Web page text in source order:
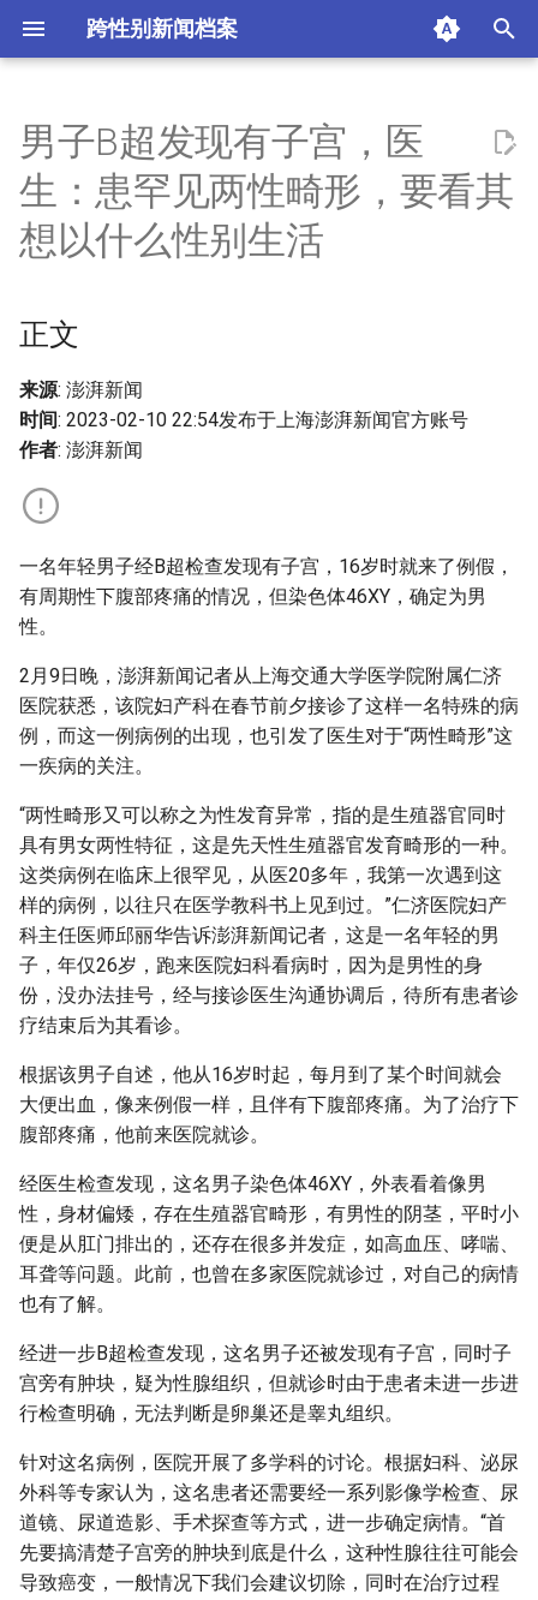
跨性别新闻档案
n
t
i
i
z
n
s
e
a
r
c
h
正文
评论
附加信息 [Processed Page
男子B超发现有子宫，医
生：患罕见两性畸形，要看其
想以什么性别生活
正文
来源: 澎湃新闻
时间: 2023-02-10 22:54发布于上海澎湃新闻官方账号
作者: 澎湃新闻
一名年轻男子经B超检查发现有子宫，16岁时就来了例假，
有周期性下腹部疼痛的情况，但染色体46XY，确定为男
性。
2月9日晚，澎湃新闻记者从上海交通大学医学院附属仁济
医院获悉，该院妇产科在春节前夕接诊了这样一名特殊的病
例，而这一例病例的出现，也引发了医生对于“两性畸形”这
一疾病的关注。
“两性畸形又可以称之为性发育异常，指的是生殖器官同时
具有男女两性特征，这是先天性生殖器官发育畸形的一种。
这类病例在临床上很罕见，从医20多年，我第一次遇到这
样的病例，以往只在医学教科书上见到过。”仁济医院妇产
科主任医师邱丽华告诉澎湃新闻记者，这是一名年轻的男
子，年仅26岁，跑来医院妇科看病时，因为是男性的身
份，没办法挂号，经与接诊医生沟通协调后，待所有患者诊
疗结束后为其看诊。
根据该男子自述，他从16岁时起，每月到了某个时间就会
大便出血，像来例假一样，且伴有下腹部疼痛。为了治疗下
腹部疼痛，他前来医院就诊。
经医生检查发现，这名男子染色体46XY，外表看着像男
性，身材偏矮，存在生殖器官畸形，有男性的阴茎，平时小
便是从肛门排出的，还存在很多并发症，如高血压、哮喘、
耳聋等问题。此前，也曾在多家医院就诊过，对自己的病情
也有了解。
经进一步B超检查发现，这名男子还被发现有子宫，同时子
宫旁有肿块，疑为性腺组织，但就诊时由于患者未进一步进
行检查明确，无法判断是卵巢还是睾丸组织。
针对这名病例，医院开展了多学科的讨论。根据妇科、泌尿
外科等专家认为，这名患者还需要经一系列影像学检查、尿
道镜、尿道造影、手术探查等方式，进一步确定病情。“首
先要搞清楚子宫旁的肿块到底是什么，这种性腺往往可能会
导致癌变，一般情况下我们会建议切除，同时在治疗过程